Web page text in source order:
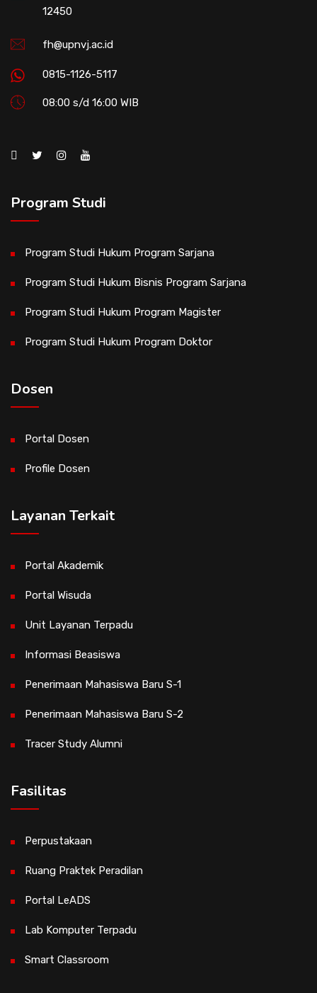
12450
fh@upnvj.ac.id
0815-1126-5117
08:00 s/d 16:00 WIB
Program Studi
Program Studi Hukum Program Sarjana
Program Studi Hukum Bisnis Program Sarjana
Program Studi Hukum Program Magister
Program Studi Hukum Program Doktor
Dosen
Portal Dosen
Profile Dosen
Layanan Terkait
Portal Akademik
Portal Wisuda
Unit Layanan Terpadu
Informasi Beasiswa
Penerimaan Mahasiswa Baru S-1
Penerimaan Mahasiswa Baru S-2
Tracer Study Alumni
Fasilitas
Perpustakaan
Ruang Praktek Peradilan
Portal LeADS
Lab Komputer Terpadu
Smart Classroom